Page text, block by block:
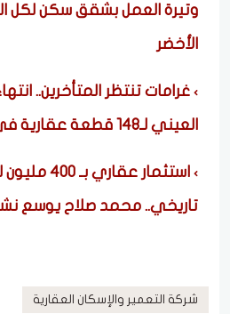
وتيرة العمل بشقق سكن لكل
الأخضر
غرامات تنتظر المتأخرين..
العيني لـ148 قطعة عقارية في مكة المكرمة غدًا
استثمار
تاريخي.. محمد صلاح يوسع
شركة التعمير والإسكان العقارية